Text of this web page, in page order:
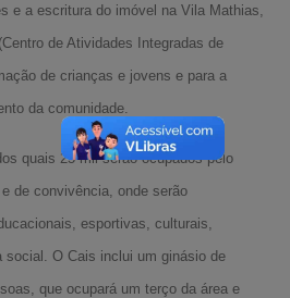
e a escritura do imóvel na Vila Mathias,
de Atividades Integradas de
de crianças e jovens e para a
da comunidade.
quais 25 mil serão ocupados pelo
de convivência, onde serão
esportivas, culturais,
O Cais inclui um ginásio de
que ocupará um terço da área e